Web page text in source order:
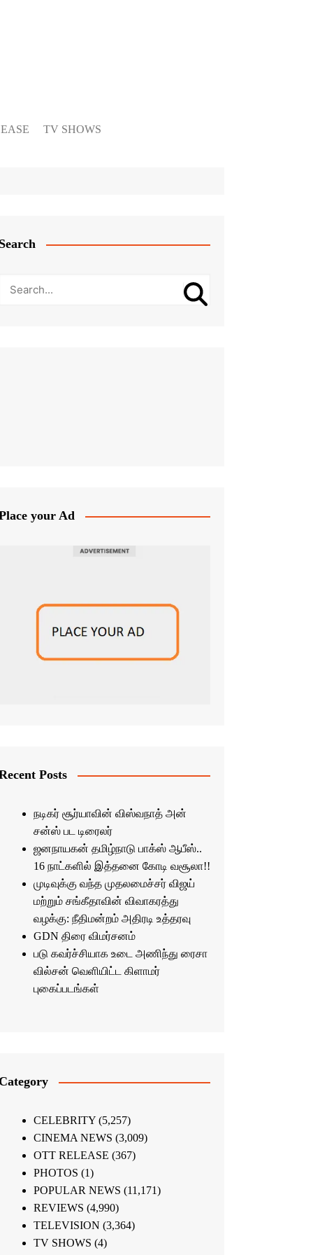
TV SHOWS
your Ad
Posts
நடிகர் சூர்யாவின் விஸ்வநாத் அன்
சன்ஸ் பட டிரைலர்
ஜனநாயகன் தமிழ்நாடு பாக்ஸ் ஆபீஸ்..
16 நாட்களில் இத்தனை கோடி வசூலா!!
முடிவுக்கு வந்த முதலமைச்சர் விஜய்
மற்றும் சங்கீதாவின் விவாகரத்து
வழக்கு: நீதிமன்றம் அதிரடி உத்தரவு
GDN திரை விமர்சனம்
படு கவர்ச்சியாக உடை அணிந்து ரைசா
வில்சன் வெளியிட்ட கிளாமர்
புகைப்படங்கள்
CELEBRITY(5,257)
CINEMA NEWS (3,009)
OTT RELEASE (367)
PHOTOS (1)
POPULAR NEWS (11,171)
REVIEWS (4,990)
TELEVISION (3,364)
TV SHOWS (4)